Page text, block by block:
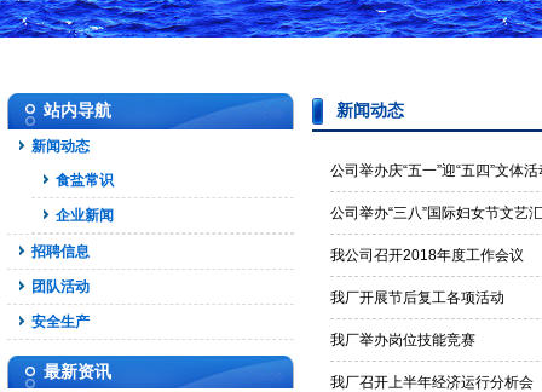
站内导航
新闻动态
食盐常识
企业新闻
招聘信息
团队活动
安全生产
最新资讯
公司举办庆“五一”迎“五四”文体
公司举办“三八”国际妇女节文艺汇
我公司召开2018年度工作会议
我厂开展节后复工各项活动
我厂举办岗位技能竞赛
新闻动态
公司举办庆“五一”迎“五四”文体活
公司举办“三八”国际妇女节文艺
我公司召开2018年度工作会议
我厂开展节后复工各项活动
我厂举办岗位技能竞赛
我厂召开上半年经济运行分析会